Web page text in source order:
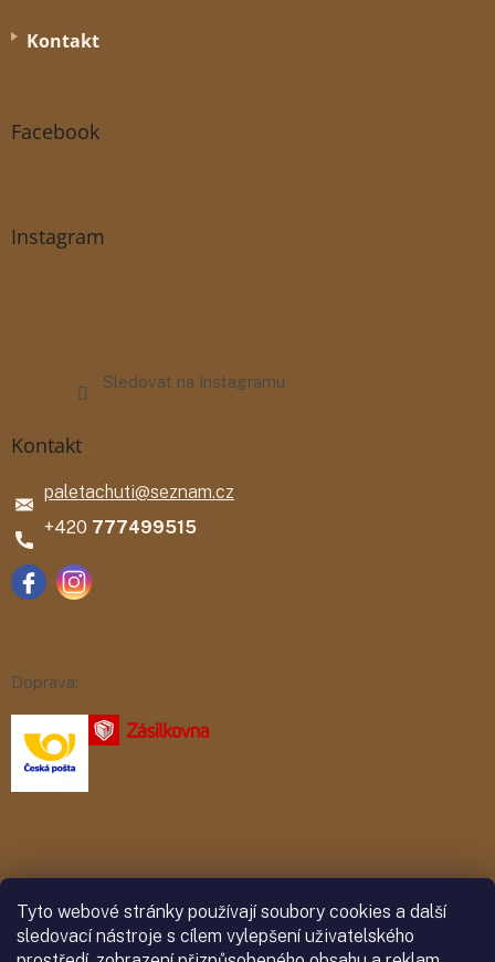
Tyto webové stránky používají soubory cookies a další
sledovací nástroje s cílem vylepšení uživatelského
Kontakt
Facebook
Instagram
Sledovat na Instagramu
Kontakt
paletachuti@seznam.cz
777499515
Doprava: